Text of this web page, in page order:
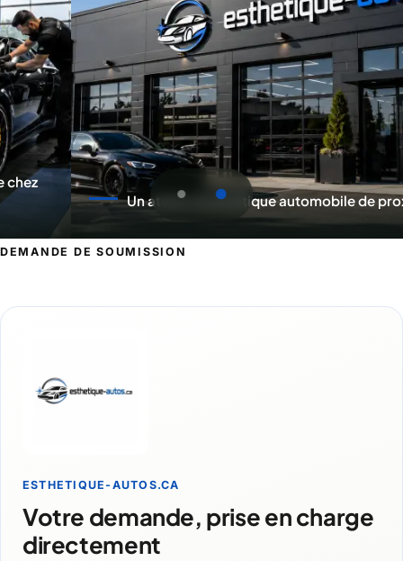
Un atelier d'esthétique automobile de proximité
DEMANDE DE SOUMISSION
ESTHETIQUE-AUTOS.CA
Votre demande, prise en charge
directement